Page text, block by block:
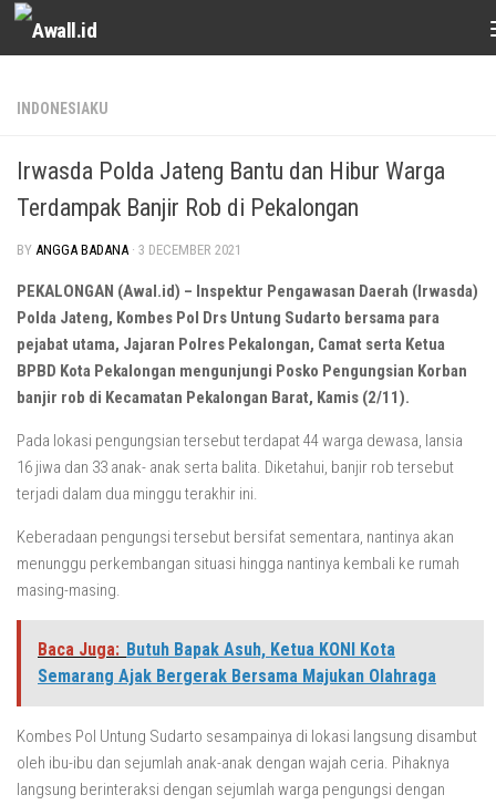
Skip to content
INDONESIAKU
Irwasda Polda Jateng Bantu dan Hibur Warga
Terdampak Banjir Rob di Pekalongan
BY ANGGA BADANA · 3 DECEMBER 2021
PEKALONGAN (Awal.id) – Inspektur Pengawasan Daerah (Irwasda)
Polda Jateng, Kombes Pol Drs Untung Sudarto bersama para
pejabat utama, Jajaran Polres Pekalongan, Camat serta Ketua
BPBD Kota Pekalongan mengunjungi Posko Pengungsian Korban
banjir rob di Kecamatan Pekalongan Barat, Kamis (2/11).
Pada lokasi pengungsian tersebut terdapat 44 warga dewasa, lansia
16 jiwa dan 33 anak- anak serta balita. Diketahui, banjir rob tersebut
terjadi dalam dua minggu terakhir ini.
Keberadaan pengungsi tersebut bersifat sementara, nantinya akan
menunggu perkembangan situasi hingga nantinya kembali ke rumah
masing-masing.
Baca Juga: Butuh Bapak Asuh, Ketua KONI Kota
Semarang Ajak Bergerak Bersama Majukan Olahraga
Kombes Pol Untung Sudarto sesampainya di lokasi langsung disambut
oleh ibu-ibu dan sejumlah anak-anak dengan wajah ceria. Pihaknya
langsung berinteraksi dengan sejumlah warga pengungsi dengan